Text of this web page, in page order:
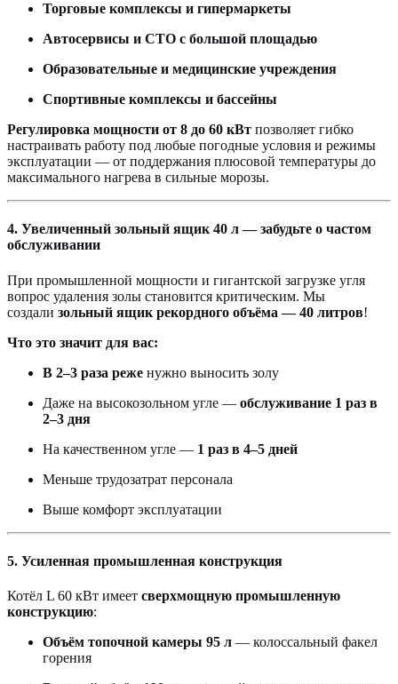
Торговые комплексы и гипермаркеты
Автосервисы и СТО с большой площадью
Образовательные и медицинские учреждения
Спортивные комплексы и бассейны
Регулировка мощности от 8 до 60 кВт позволяет гибко
настраивать работу под любые погодные условия и режимы
эксплуатации — от поддержания плюсовой температуры до
максимального нагрева в сильные морозы.
4. Увеличенный зольный ящик 40 л — забудьте о частом
обслуживании
При промышленной мощности и гигантской загрузке угля
вопрос удаления золы становится критическим. Мы
создали зольный ящик рекордного объёма — 40 литров!
Что это значит для вас:
В 2–3 раза реже нужно выносить золу
Даже на высокозольном угле — обслуживание 1 раз в
2–3 дня
На качественном угле — 1 раз в 4–5 дней
Меньше трудозатрат персонала
Выше комфорт эксплуатации
5. Усиленная промышленная конструкция
Котёл L 60 кВт имеет сверхмощную промышленную
конструкцию:
Объём топочной камеры 95 л — колоссальный факел
горения